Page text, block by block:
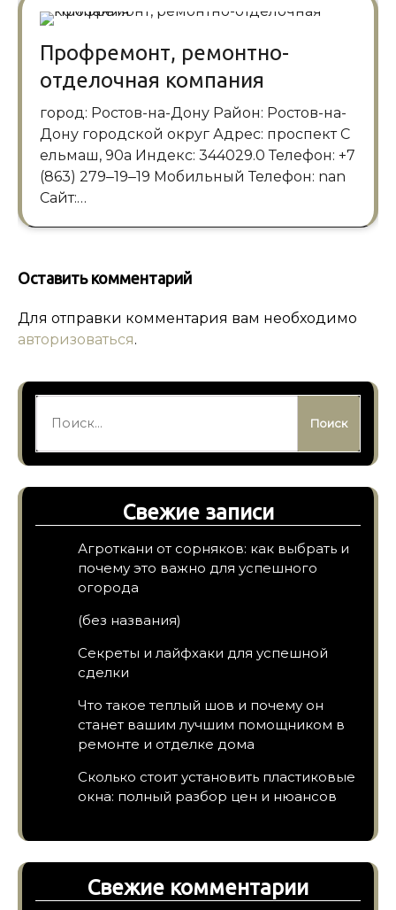
Профремонт, ремонтно-
отделочная компания
город: Ростов-на-Дону Район: Ростов-на-
Дону городской округ Адрес: проспект С
ельмаш, 90а Индекс: 344029.0 Телефон: +7
(863) 279‒19‒19 Мобильный Телефон: nan
Сайт:…
Оставить комментарий
Для отправки комментария вам необходимо
авторизоваться.
Свежие записи
Агроткани от сорняков: как выбрать и
почему это важно для успешного
огорода
(без названия)
Секреты и лайфхаки для успешной
сделки
Что такое теплый шов и почему он
станет вашим лучшим помощником в
ремонте и отделке дома
Сколько стоит установить пластиковые
окна: полный разбор цен и нюансов
Свежие комментарии